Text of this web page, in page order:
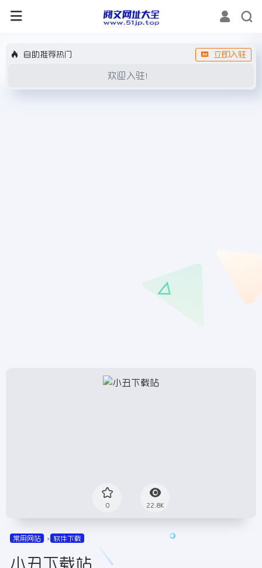
自助推荐热门 立即入驻
欢迎入驻！
0 22.8K
常用网站 软件下载
小丑下载站